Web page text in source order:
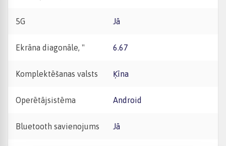
5G Jā
Ekrāna diagonāle, " 6.67
Komplektēšanas valsts Ķīna
Operētājsistēma Android
Bluetooth savienojums Jā